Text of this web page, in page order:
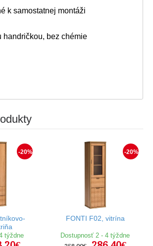
k samostatnej montáži
handričkou, bez chémie
-20%
týždne
-20%
FONTI F02, vitrína
Dostupnosť 2 - 4 týždne